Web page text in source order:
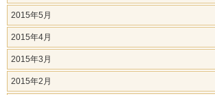
2015年5月
2015年4月
2015年3月
2015年2月